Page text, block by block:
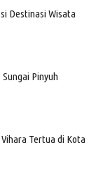
Destinasi Wisata
Pinyuh
Tertua di Kota